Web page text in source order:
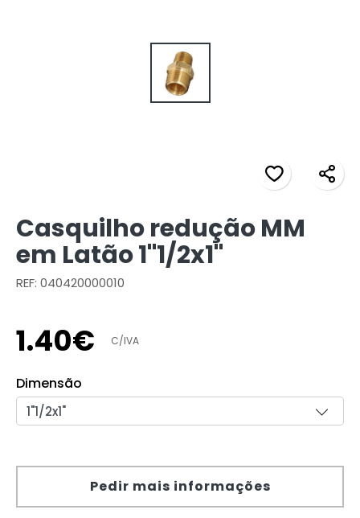
Casquilho redução MM
em Latão 1"1/2x1"
REF: 040420000010
1.40€ C/IVA
Dimensão
Pedir mais informações